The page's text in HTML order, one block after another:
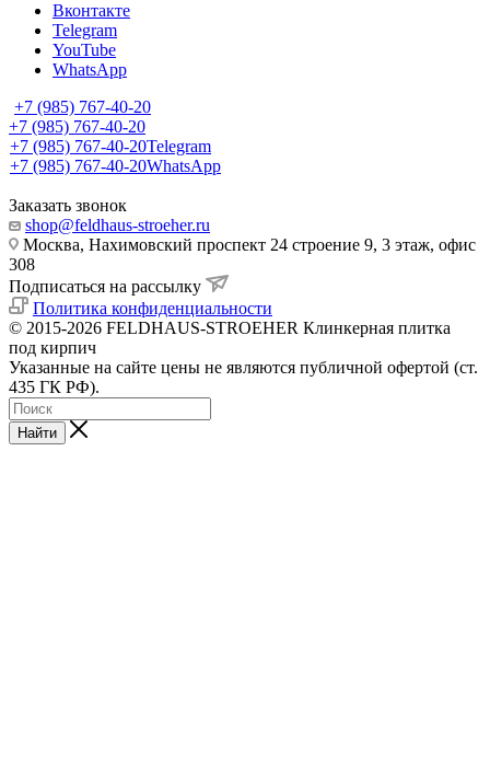
Вконтакте
Telegram
YouTube
WhatsApp
+7 (985) 767-40-20
+7 (985) 767-40-20
+7 (985) 767-40-20Telegram
+7 (985) 767-40-20WhatsApp
Заказать звонок
shop@feldhaus-stroeher.ru
Москва, Нахимовский проспект 24 строение 9, 3 этаж, офис
308
Подписаться на рассылку
Политика конфиденциальности
© 2015-2026 FELDHAUS-STROEHER Клинкерная плитка
под кирпич
Указанные на сайте цены не являются публичной офертой (ст.
435 ГК РФ).
Найти